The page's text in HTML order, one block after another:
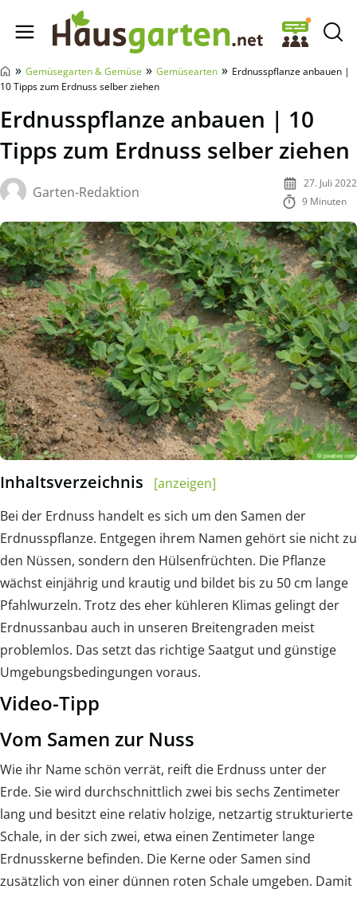
Hausgarten.net
» Gemüsegarten & Gemüse » Gemüsearten » Erdnusspflanze anbauen |
10 Tipps zum Erdnuss selber ziehen
Erdnusspflanze anbauen | 10
Tipps zum Erdnuss selber ziehen
Garten-Redaktion
27. Juli 2022
9 Minuten
Inhaltsverzeichnis
[anzeigen]
Bei der Erdnuss handelt es sich um den Samen der
Erdnusspflanze. Entgegen ihrem Namen gehört sie nicht zu
den Nüssen, sondern den Hülsenfrüchten. Die Pflanze
wächst einjährig und krautig und bildet bis zu 50 cm lange
Pfahlwurzeln. Trotz des eher kühleren Klimas gelingt der
Erdnussanbau auch in unseren Breitengraden meist
problemlos. Das setzt das richtige Saatgut und günstige
Umgebungsbedingungen voraus.
Video-Tipp
Vom Samen zur Nuss
Wie ihr Name schön verrät, reift die Erdnuss unter der
Erde. Sie wird durchschnittlich zwei bis sechs Zentimeter
lang und besitzt eine relativ holzige, netzartig strukturierte
Schale, in der sich zwei, etwa einen Zentimeter lange
Erdnusskerne befinden. Die Kerne oder Samen sind
zusätzlich von einer dünnen roten Schale umgeben. Damit